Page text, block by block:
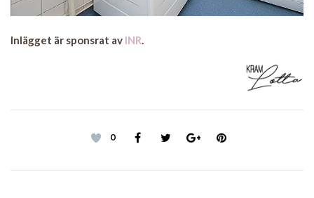
Inlägget är sponsrat av INR.
0